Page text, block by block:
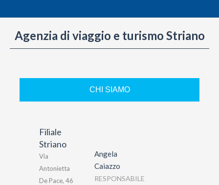
Agenzia di viaggio e turismo Striano
CHI SIAMO
Filiale
Striano
Via
Antonietta
De Pace, 46
Angela
Caiazzo
RESPONSABILE